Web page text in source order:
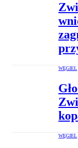
WĘGIEL
WĘGIEL